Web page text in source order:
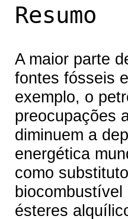
Resumo
A maior parte
fontes fósseis
exemplo, o
preocupações
diminuem a
energética
como
biocombustível
ésteres